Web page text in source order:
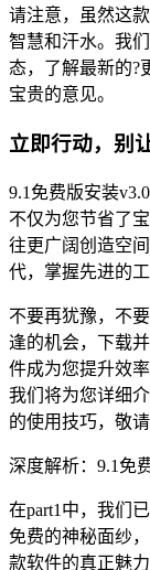
请注意，虽然这
智慧和汗水。我
态，了解最新的?
宝贵的意见。
立即行动，别
9.1免费版安装
不仅为您节省了
往更广阔创造空
代，掌握先进的
不要再犹豫，不
逢的机会，下载
件成为您提升效
我们将为您详细
的使用技巧，敬请
深度解析：9.1免
在part1中，我们
免费的神秘面纱
款软件的真正魅